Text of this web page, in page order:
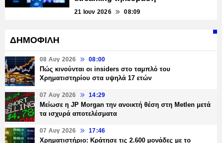
21 Ιουν 2026 08:09
ΔΗΜΟΦΙΛΗ
08 Αυγ 2026 08:00
Πώς κινούνται οι insiders στο ταμπλό του
Χρηματιστηρίου στα υψηλά 17 ετών
07 Αυγ 2026 14:29
Μείωσε η JP Morgan την ανοικτή θέση στη Metlen μετά
τα ισχυρά αποτελέσματα
07 Αυγ 2026 17:46
Χρηματιστήριο: Κράτησε τις 2.600 μονάδες με το